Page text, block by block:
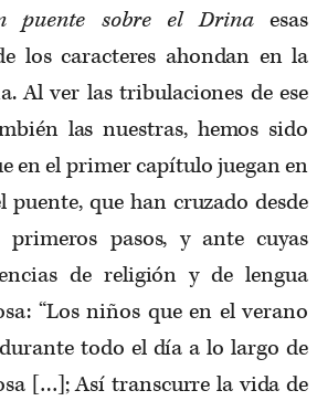
puente sobre el Drinaesas
los caracteres ahondan en la
Al ver las tribulaciones de ese
las nuestras, hemos sido
en el primer capítulo juegan en
puente, que han cruzado desde
pasos, y ante cuyas
de religión y de lengua
“Los niños que en el verano
todo el día a lo largo de
[…]; Así transcurre la vida de